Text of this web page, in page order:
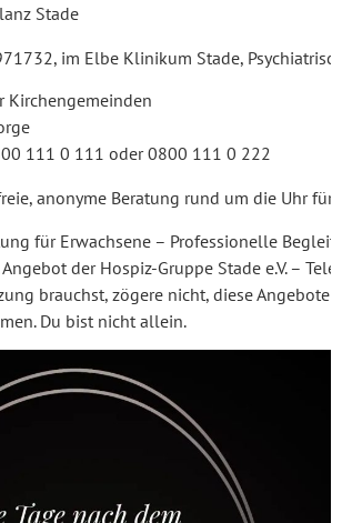
Stade
im Elbe Klinikum Stade,
Kirchengemeinden
111 0 111 oder 0800 111 0 222
anonyme Beratung rund um die Uhr
für Erwachsene – Professionelle
der Hospiz-Gruppe Stade e.V. –
brauchst, zögere nicht, diese Angebote
Du bist nicht allein.